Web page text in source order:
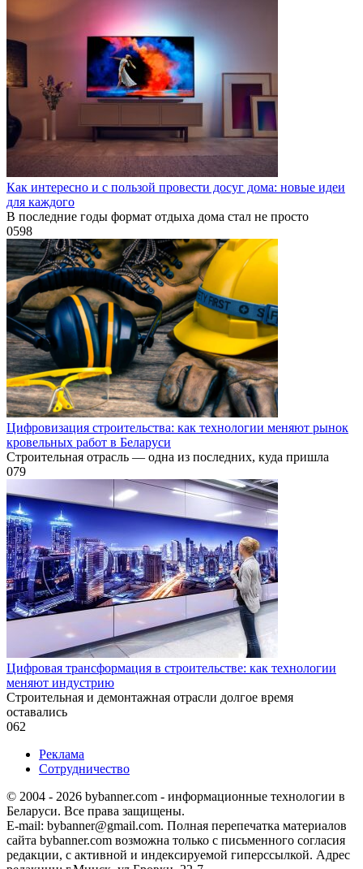
Как интересно и с пользой провести досуг дома: новые идеи
для каждого
В последние годы формат отдыха дома стал не просто
0598
Цифровизация строительства: как технологии меняют рынок
кровельных работ в Беларуси
Строительная отрасль — одна из последних, куда пришла
079
Цифровая трансформация в строительстве: как технологии
меняют индустрию
Строительная и демонтажная отрасли долгое время
оставались
062
Реклама
Сотрудничество
© 2004 - 2026 bybanner.com - информационные технологии в
Беларуси. Все права защищены.
E-mail: bybanner@gmail.com. Полная перепечатка материалов
сайта bybanner.com возможна только с письменного согласия
редакции, с активной и индексируемой гиперссылкой. Адрес